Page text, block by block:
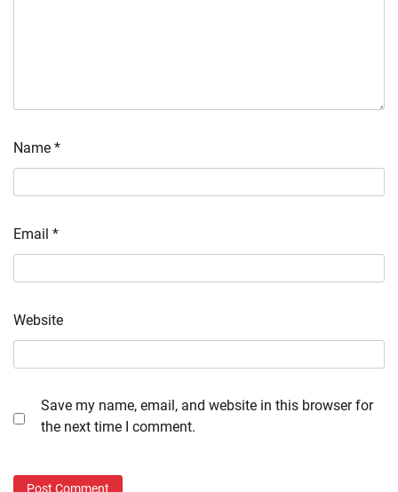
Name *
Email *
Website
Save my name, email, and website in this browser for
the next time I comment.